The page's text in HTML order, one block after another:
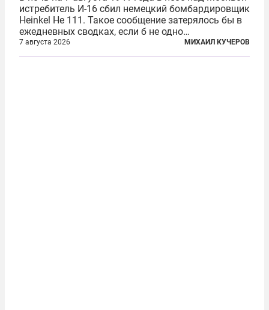
истребитель И-16 сбил немецкий бомбардировщик
Heinkel He 111. Такое сообщение затерялось бы в
ежедневных сводках, если б не одно
обстоятельство. Это был один из первых в
истории отечественной авиации ночных таранов.
7 августа 2026 МИХАИЛ КУЧЕРОВ